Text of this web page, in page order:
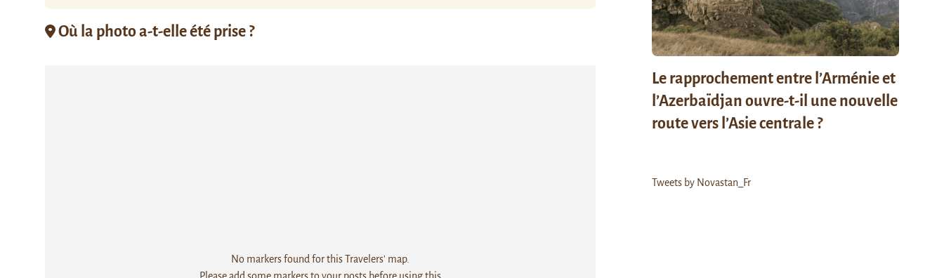
Où la photo a-t-elle été prise ?
No markers found for this Travelers' map.
Please add some markers to your posts before using this
Le rapprochement entre l’Arménie et
l’Azerbaïdjan ouvre-t-il une nouvelle
route vers l’Asie centrale ?
Tweets by Novastan_Fr